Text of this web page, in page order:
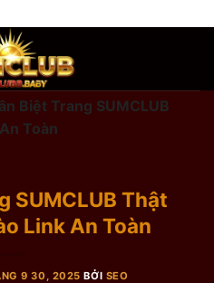
Biệt Trang SUMCLUB
Toàn
SUMCLUB Thật
Link An Toàn
9 30, 2025 BỞI SEO